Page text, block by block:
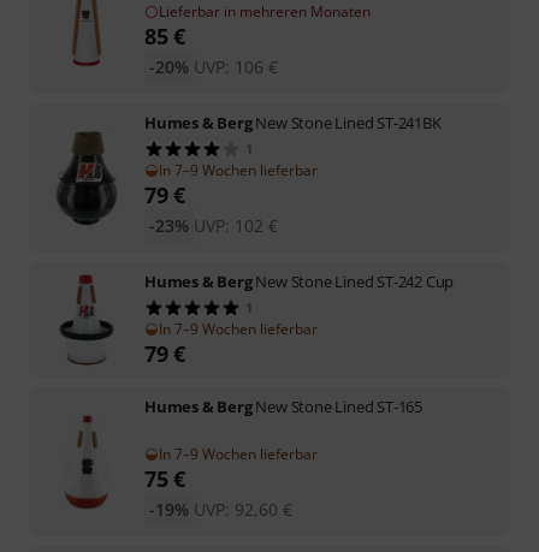
Lieferbar in mehreren Monaten
85€
UVP: 106 €
-20%
Humes & BergNew Stone Lined ST-241BK
1
In 7–9 Wochen lieferbar
79€
UVP: 102 €
-23%
Humes & BergNew Stone Lined ST-242 Cup
1
In 7–9 Wochen lieferbar
79€
Humes & BergNew Stone Lined ST-165
In 7–9 Wochen lieferbar
75€
UVP: 92,60 €
-19%